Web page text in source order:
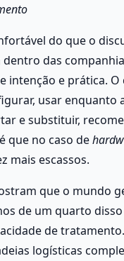
do que o
das
intenção e prática.
usar enquanto
e substituir,
que no caso de
mais escassos.
que o mundo
de um quarto
de
logísticas